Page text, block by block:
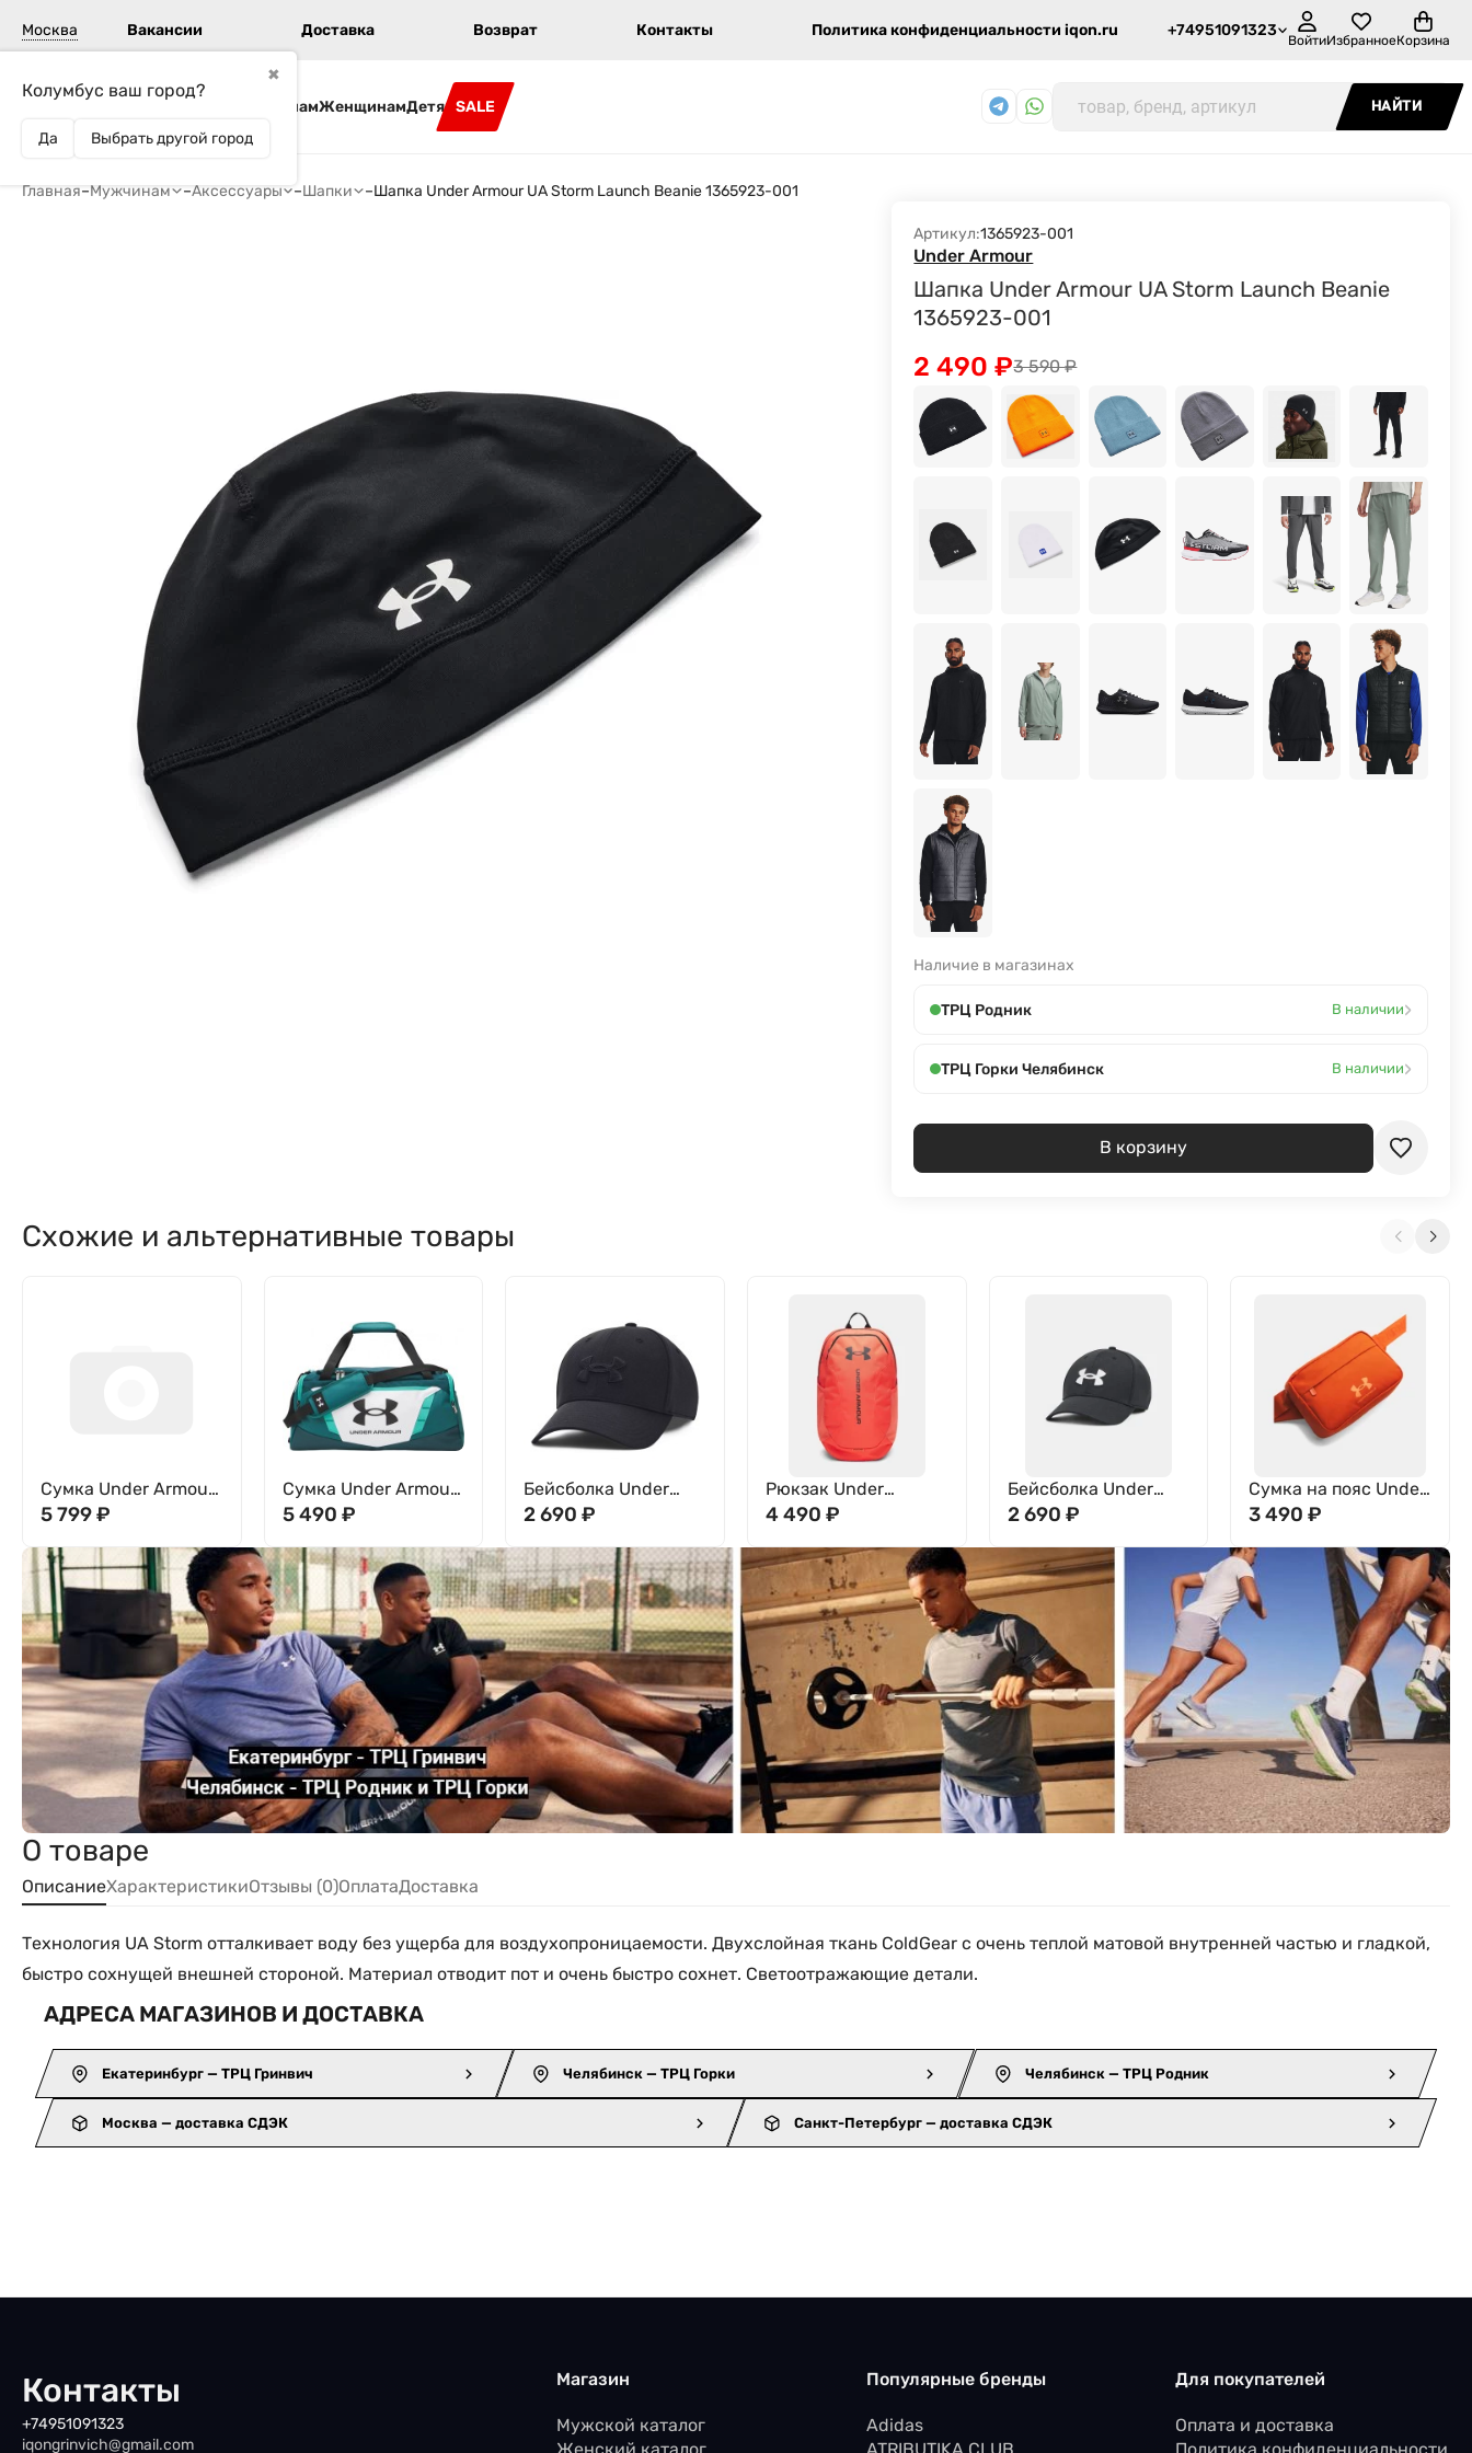
Москва
✖
Колумбус ваш город?
Да Выбрать другой город
Вакансии Доставка Возврат Контакты Политика конфиденциальности iqon.ru +74951091323
ВойтиИзбранноеКорзина
МужчинамЖенщинамДетям SALE НАЙТИ
Главная–Мужчинам –Аксессуары –Шапки –Шапка Under Armour UA Storm Launch Beanie 1365923-001
Артикул:1365923-001
Under Armour
Шапка Under Armour UA Storm Launch Beanie
1365923-001
3 590₽
2 490₽
Наличие в магазинах
ТРЦ Родник В наличии›
ТРЦ Горки Челябинск В наличии›
В корзину
Схожие и альтернативные товары
Сумка Under Armour
UA Undeniable 5.0
011
5 799₽
Сумка Under Armour
UA Undeniable 5.0
5 490 ₽
Бейсболка Under
Armour Men's UA
002
2 690₽
Рюкзак Under
Armour UA Hustle Lite
690
4 490 ₽
Бейсболка Under
Armour Men's UA
001
2 690 ₽
Сумка на пояс Under
Armour UA Essential
1381914-842
3 490₽
О товаре
ОписаниеХарактеристикиОтзывы (0)ОплатаДоставка
Технология UA Storm отталкивает воду без ущерба для воздухопроницаемости. Двухслойная ткань ColdGear с очень теплой матовой внутренней частью и гладкой,
быстро сохнущей внешней стороной. Материал отводит пот и очень быстро сохнет. Светоотражающие детали.
АДРЕСА МАГАЗИНОВ И ДОСТАВКА
Екатеринбург — ТРЦ Гринвич Челябинск — ТРЦ Горки Челябинск — ТРЦ Родник
Москва — доставка СДЭК Санкт-Петербург — доставка СДЭК
Контакты
+74951091323
iqongrinvich@gmail.com
Магазин
Мужской каталог
Женский каталог
Популярные бренды
Adidas
ATRIBUTIKA CLUB
Для покупателей
Оплата и доставка
Политика конфиденциальности